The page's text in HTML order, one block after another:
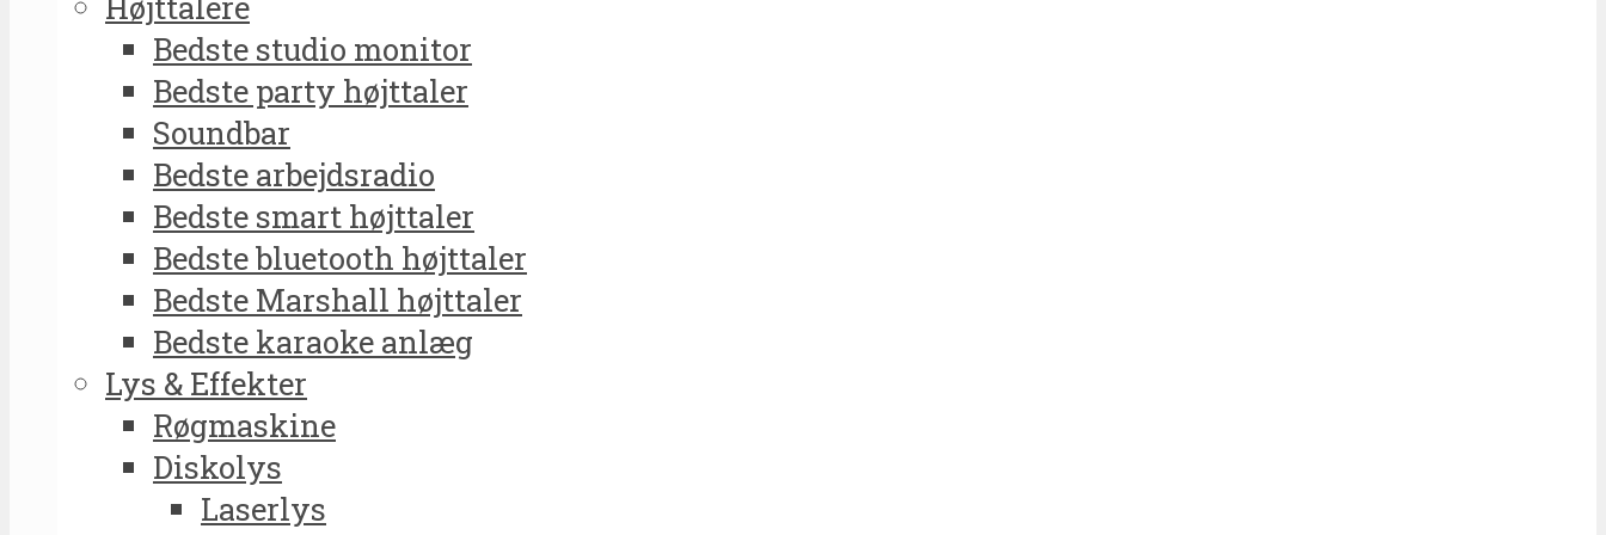
Bedste studio monitor
Bedste party højttaler
Soundbar
Bedste arbejdsradio
Bedste smart højttaler
Bedste bluetooth højttaler
Bedste Marshall højttaler
Bedste karaoke anlæg
Lys & Effekter
Røgmaskine
Diskolys
Laserlys